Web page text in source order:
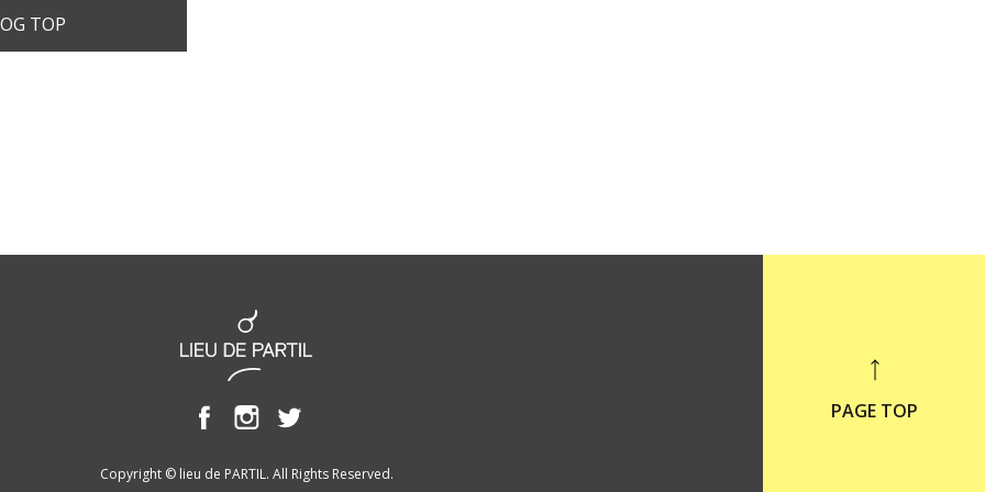
TOP
Copyright © lieu de PARTIL. All Rights Reserved.
PAGE TOP